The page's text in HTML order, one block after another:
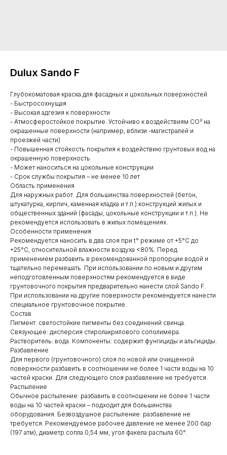
Dulux Sando F
Глубокоматовая краска для фасадных и цокольных поверхностей
- Быстросохнущая
- Высокая адгезия к поверхности
- Атмосферостойкое покрытие. Устойчиво к воздействиям СО² на
окрашенные поверхности (например, вблизи -магистралей и
проезжей части)
- Повышенная стойкость покрытия к воздействию грунтовых вод на
окрашенную поверхность
- Может наноситься на цокольные конструкции
- Срок службы покрытия – не менее 10 лет
Область применения
Для наружных работ. Для большинства поверхностей (бетон,
штукатурка, кирпич, каменная кладка и т.п.) конструкций жилых и
общественных зданий (фасады, цокольные конструкции и т.п.). Не
рекомендуется использовать в жилых помещениях.
Особенности применения
Рекомендуется наносить в два слоя при t° режиме от +5°C до
+25°С, относительной влажности воздуха <80%. Перед
применением разбавить в рекомендованной пропорции водой и
тщательно перемешать. При использовании по новым и другим
неподготовленным поверхностям рекомендуется в виде
грунтовочного покрытия предварительно нанести слой Sando F.
При использовании на другие поверхности рекомендуется нанести
специальное грунтовочное покрытие.
Состав
Пигмент: светостойкие пигменты без соединений свинца.
Связующее: дисперсия стиролакрилового сополимера.
Растворитель: вода. Компоненты: содержит фунгициды и альгициды.
Разбавление
Для первого (грунтовочного) слоя по новой или очищенной
поверхности разбавить в соотношении не более 1 части воды на 10
частей краски. Для следующего слоя разбавление не требуется.
Распыление
Обычное распыление: разбавить в соотношении не более 1 части
воды на 10 частей краски – подходит для большинства
оборудования. Безвоздушное распыление: разбавление не
требуется. Рекомендуемое рабочее давление не менее 200 бар
(197 атм), диаметр сопла 0,54 мм, угол факела распыла 60°.